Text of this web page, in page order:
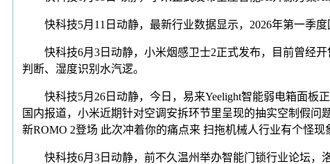
快科技5月11日动静，最新行业数据显示，2026年第一季度
快科技6月3日动静，小米烟感卫士2正式发布，目前曾经开
判断、湿度识别水汽逻。
快科技5月26日动静，今日，易来Yeelight智能弱电箱面板正
国内报道，小米近期针对空调安拆环节里呈现的抽实空制假
新ROMO 2登场 此次冲着你的痛点来 扫拖机械人行业有个怪
快科技6月3日动静，前不久温州举办智能门锁行业论坛，洛